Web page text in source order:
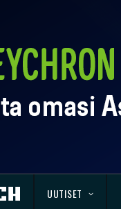
UUTISET